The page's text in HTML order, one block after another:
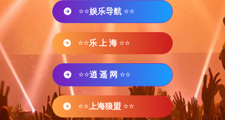
⭐⭐娱乐导航 ⭐⭐
⭐⭐乐 上 海 ⭐⭐
⭐⭐逍 遥 网 ⭐⭐
⭐⭐ 上海狼盟 ⭐⭐